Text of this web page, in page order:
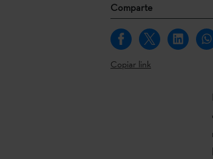
Comparte
Copiar link